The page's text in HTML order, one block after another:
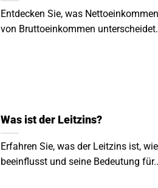
Entdecken Sie, was
von Bruttoeinkommen
Was ist der Leitzins?
Erfahren Sie, was der Leitzins ist,
beeinflusst und seine Bedeutung